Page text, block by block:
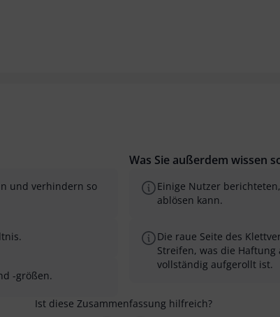
und verhindern so
-größen.
Was Sie außerdem wissen
Einige Nutzer
ablösen kann.
Die raue Seite des
Streifen, was die
vollständig aufgerollt ist.
Ist diese Zusammenfassung hilfreich?